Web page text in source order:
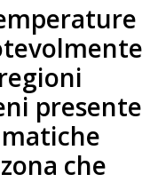
presente
che